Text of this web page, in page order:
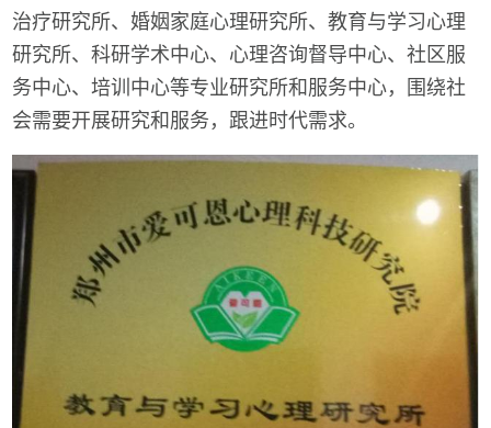
治疗研究所、婚姻家庭心理研究所、教育与学习心理
研究所、科研学术中心、心理咨询督导中心、社区服
务中心、培训中心等专业研究所和服务中心，围绕社
会需要开展研究和服务，跟进时代需求。